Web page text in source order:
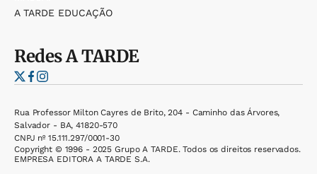
A TARDE EDUCAÇÃO
RedesA TARDE
Rua Professor Milton Cayres de Brito, 204 - Caminho das Árvores,
Salvador - BA, 41820-570
CNPJ nº 15.111.297/0001-30
Copyright © 1996 - 2025 Grupo A TARDE. Todos os direitos reservados.
EMPRESA EDITORA A TARDE S.A.